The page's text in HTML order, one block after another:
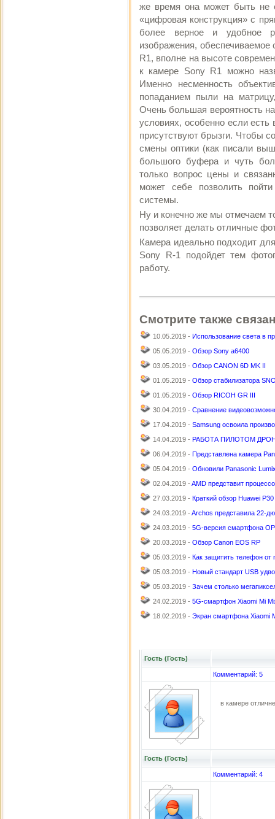
же время она может быть не
«цифровая конструкция» с
более верное и удобное
изображения,
R1, вполне на высоте
к камере Sony R1 можно
Именно несменность
попаданием пыли на
Очень большая вероятность
условиях, особенно если
присутствуют брызги. Чтобы
смены оптики (как писали
большого буфера и чуть
только вопрос цены и
может себе позволить
системы.
Ну и конечно же мы отмечаем
позволяет делать отличные
Камера идеально подходит
Sony R-1 подойдет тем
работу.
Смотрите также
10.05.2019 - Использование света в
05.05.2019 - Обзор Sony a6400
03.05.2019 - Обзор CANON 6D MK II
01.05.2019 - Обзор стабилизатора
01.05.2019 - Обзор RICOH GR III
30.04.2019 - Сравнение
17.04.2019 - Samsung освоила
14.04.2019 - РАБОТА ПИЛОТОМ
06.04.2019 - Представлена камера
05.04.2019 - Обновили Panasonic
02.04.2019 - AMD представит
27.03.2019 - Краткий обзор Huawei
24.03.2019 - Archos представила 22-
24.03.2019 - 5G-версия смартфона
20.03.2019 - Обзор Canon EOS RP
05.03.2019 - Как защитить телефон от
05.03.2019 - Новый стандарт USB
05.03.2019 - Зачем столько
24.02.2019 - 5G-смартфон Xiaomi Mi
18.02.2019 - Экран смартфона Xiaomi
Гость (Гость)
Комментарий: 5
в камере
Гость (Гость)
Комментарий: 4